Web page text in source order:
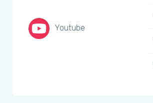
Youtube